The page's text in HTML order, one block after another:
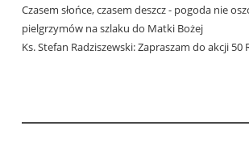
Czasem słońce, czasem deszcz - pogoda nie
pielgrzymów na szlaku do Matki Bożej
Ks. Stefan Radziszewski: Zapraszam do akcji 50